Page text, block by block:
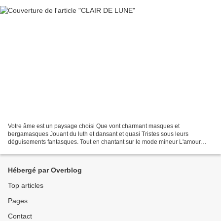
Votre âme est un paysage choisi Que vont charmant masques et
bergamasques Jouant du luth et dansant et quasi Tristes sous leurs
déguisements fantasques. Tout en chantant sur le mode mineur L'amour
Hébergé par Overblog
Top articles
Pages
Contact